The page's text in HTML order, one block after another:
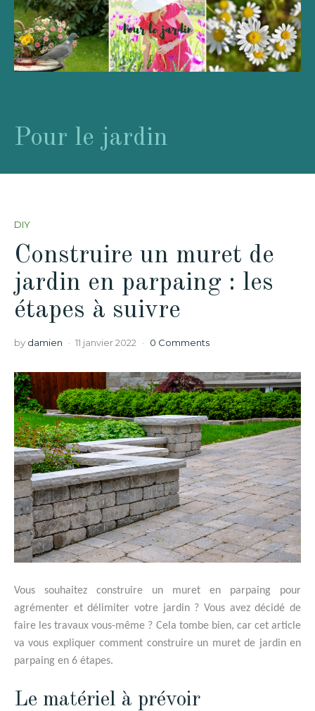
Pour le jardin
DIY
Construire un muret de
jardin en parpaing : les
étapes à suivre
by damien 11 janvier 2022 0 Comments
Vous souhaitez construire un muret en parpaing pour
agrémenter et délimiter votre jardin ? Vous avez décidé de
faire les travaux vous-même ? Cela tombe bien, car cet article
va vous expliquer comment construire un muret de jardin en
parpaing en 6 étapes.
Le matériel à prévoir